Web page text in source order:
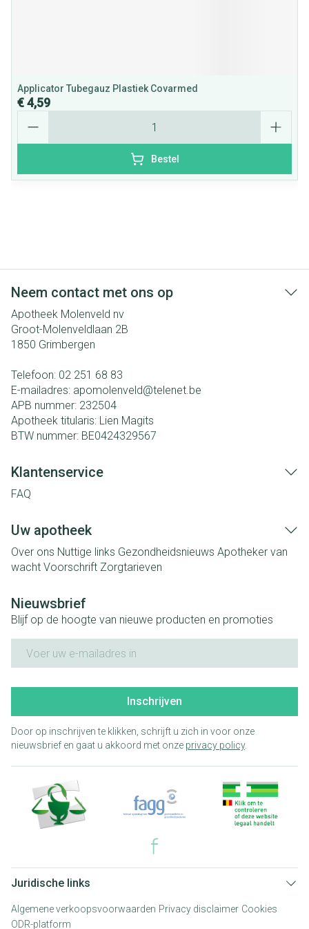
Applicator Tubegauz Plastiek Covarmed
€ 4,59
Bestel
Neem contact met ons op
Apotheek Molenveld nv
Groot-Molenveldlaan 2B
1850 Grimbergen
Telefoon: 02 251 68 83
E-mailadres: apomolenveld@telenet.be
APB nummer: 232504
Apotheek titularis: Lien Magits
BTW nummer: BE0424329567
Klantenservice
FAQ
Uw apotheek
Over ons Nuttige links Gezondheidsnieuws Apotheker van
wacht Voorschrift Zorgtarieven
Nieuwsbrief
Blijf op de hoogte van nieuwe producten en promoties
Inschrijven
Door op inschrijven te klikken, schrijft u zich in voor onze
nieuwsbrief en gaat u akkoord met onze privacy policy.
Juridische links
Algemene verkoopsvoorwaarden Privacy disclaimer Cookies
ODR-platform